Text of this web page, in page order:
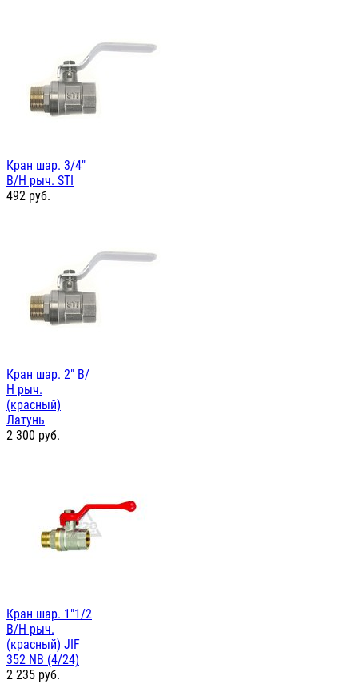
Кран шар. 3/4"
В/Н рыч. STI
492 руб.
Кран шар. 2" В/
Н рыч.
(красный)
Латунь
2 300 руб.
Кран шар. 1"1/2
В/Н рыч.
(красный) JIF
352 NB (4/24)
2 235 руб.